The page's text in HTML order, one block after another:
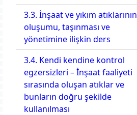
3.3. İnşaat ve yıkım atıklarının
oluşumu, taşınması ve
yönetimine ilişkin ders
3.4. Kendi kendine kontrol
egzersizleri – İnşaat faaliyeti
sırasında oluşan atıklar ve
bunların doğru şekilde
kullanılması